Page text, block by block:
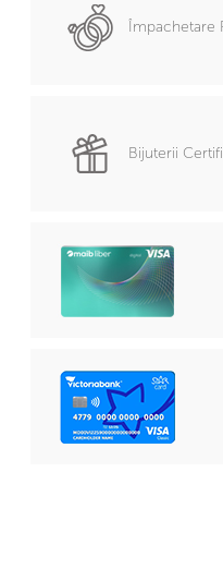
Împachetare
Bijuterii